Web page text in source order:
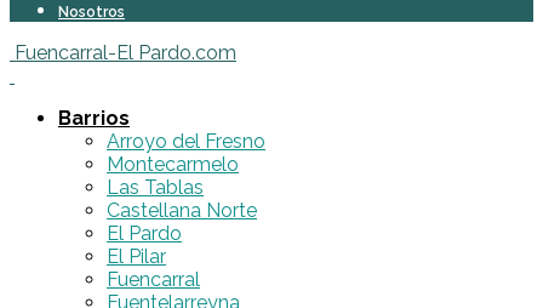
Nosotros
Fuencarral-El Pardo.com
Barrios
Arroyo del Fresno
Montecarmelo
Las Tablas
Castellana Norte
El Pardo
El Pilar
Fuencarral
Fuentelarreyna